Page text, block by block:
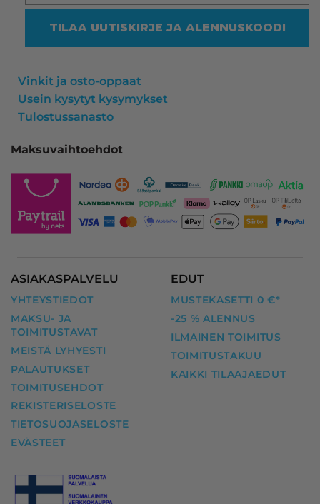
TILAA UUTISKIRJE JA ALENNUSKOODI
Vinkit ja osto-oppaat
Usein kysytyt kysymykset
Tulostussanasto
Maksuvaihtoehdot
ASIAKASPALVELU
YHTEYSTIEDOT
MAKSU- JA
TOIMITUSTAVAT
MEISTÄ LYHYESTI
PALAUTUKSET
TOIMITUSEHDOT
REKISTERISELOSTE
TIETOSUOJASELOSTE
EVÄSTEET
EDUT
MUSTEKASETTI 0 €*
-25 % ALENNUS
ILMAINEN TOIMITUS
TOIMITUSTAKUU
KAIKKI TILAAJAEDUT